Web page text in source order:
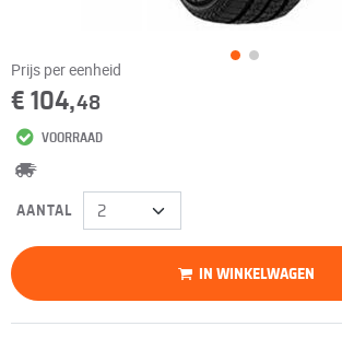
Prijs per eenheid
€ 104,48
VOORRAAD
AANTAL
IN WINKELWAGEN